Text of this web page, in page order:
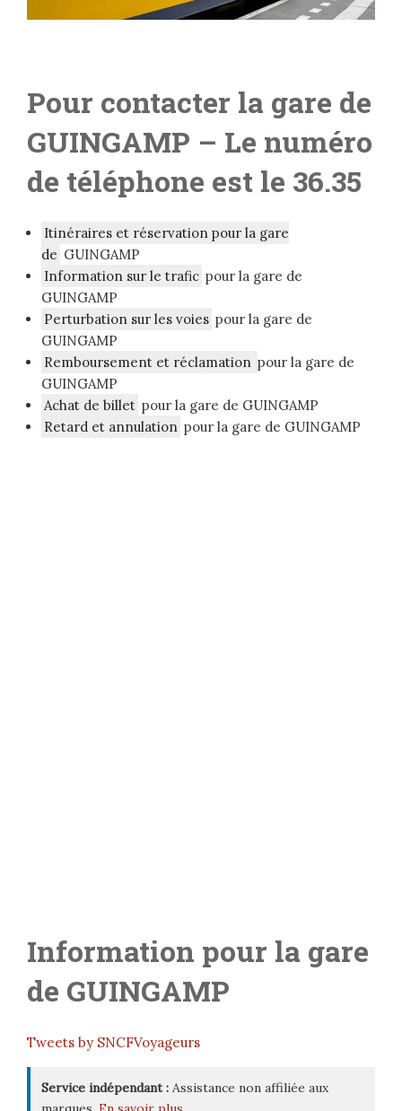
Pour contacter la gare de
GUINGAMP – Le numéro
de téléphone est le 36.35
Itinéraires et réservation pour la gare
de GUINGAMP
Information sur le trafic pour la gare de
GUINGAMP
Perturbation sur les voies pour la gare de
GUINGAMP
Remboursement et réclamation pour la gare de
GUINGAMP
Achat de billet pour la gare de GUINGAMP
Retard et annulation pour la gare de GUINGAMP
Information pour la gare
de GUINGAMP
Tweets by SNCFVoyageurs
Service indépendant : Assistance non affiliée aux